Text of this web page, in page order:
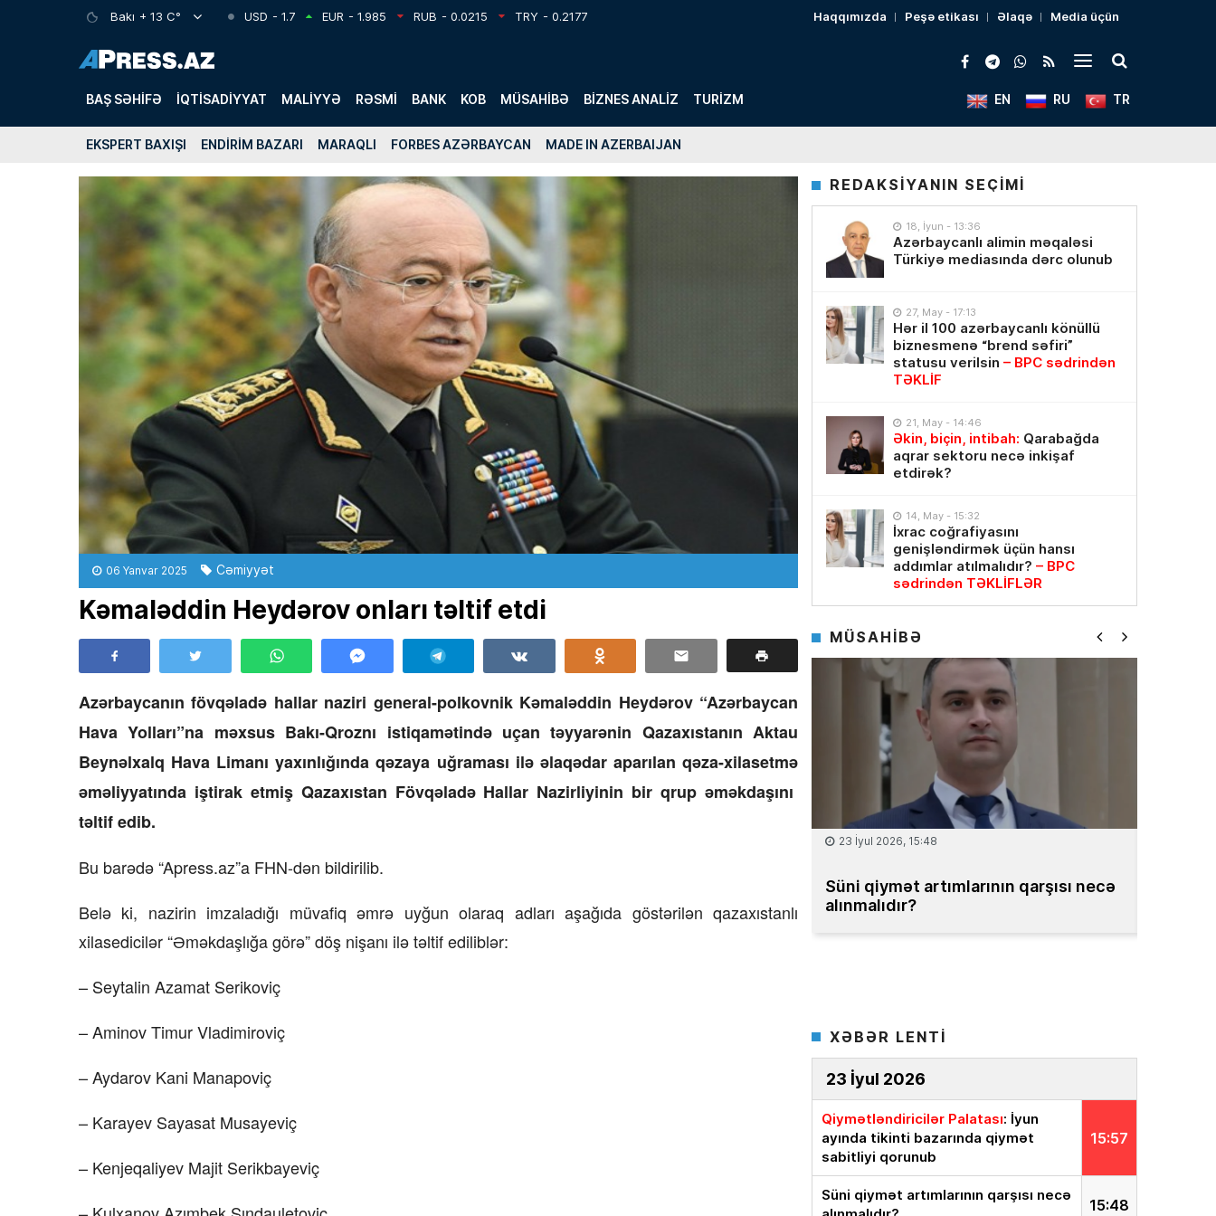
Bakı + 13 C° USD - 1.7 EUR - 1.985 RUB - 0.0215 TRY - 0.2177 Haqqımızda Peşə etikası Əlaqə Media üçün
BAŞ SƏHIFƏ İQTISADIYYAT MALIYYƏ RƏSMI BANK KOB MÜSAHIBƏ BIZNES ANALIZ TURIZM TR
RU
EN
EKSPERT BAXIŞI ENDIRIM BAZARI MARAQLI FORBES AZƏRBAYCAN MADE IN AZERBAIJAN
06 Yanvar 2025 Cəmiyyət
Kəmaləddin Heydərov onları təltif etdi
Azərbaycanın fövqəladə hallar naziri general-polkovnik Kəmaləddin Heydərov “Azərbaycan
Hava Yolları”na məxsus Bakı-Qroznı istiqamətində uçan təyyarənin Qazaxıstanın Aktau
Beynəlxalq Hava Limanı yaxınlığında qəzaya uğraması ilə əlaqədar aparılan qəza-xilasetmə
əməliyyatında iştirak etmiş Qazaxıstan Fövqəladə Hallar Nazirliyinin bir qrup əməkdaşını
təltif edib.
Bu barədə “Apress.az”a FHN-dən bildirilib.
Belə ki, nazirin imzaladığı müvafiq əmrə uyğun olaraq adları aşağıda göstərilən qazaxıstanlı
xilasedicilər “Əməkdaşlığa görə” döş nişanı ilə təltif ediliblər:
– Seytalin Azamat Serikoviç
– Aminov Timur Vladimiroviç
– Aydarov Kani Manapoviç
– Karayev Sayasat Musayeviç
– Kenjeqaliyev Majit Serikbayeviç
REDAKSİYANIN SEÇİMİ
18, İyun - 13:36
Azərbaycanlı alimin məqaləsi
Türkiyə mediasında dərc olunub
27, May - 17:13
Hər il 100 azərbaycanlı könüllü
biznesmenə “brend səfiri”
statusu verilsin – BPC sədrindən
TƏKLİF
21, May - 14:46
Əkin, biçin, intibah: Qarabağda
aqrar sektoru necə inkişaf
etdirək?
14, May - 15:32
İxrac coğrafiyasını
genişləndirmək üçün hansı
addımlar atılmalıdır? – BPC
sədrindən TƏKLİFLƏR
MÜSAHİBƏ
alınmalıdır?
15 İyul 2026, 13:59
Müəssisələrin qiymətləndirilməsi
üzrə Milli Reyestr yaradılsın
XƏBƏR LENTİ
23 İyul 2026
15:57
Qiymətləndiricilər Palatası: İyun
ayında tikinti bazarında qiymət
sabitliyi qorunub
15:48
Süni qiymət artımlarının qarşısı necə